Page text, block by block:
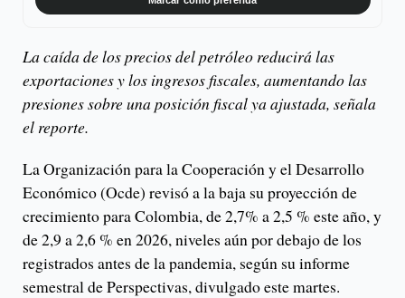
La caída de los precios del petróleo reducirá las
exportaciones y los ingresos fiscales, aumentando las
presiones sobre una posición fiscal ya ajustada, señala
el reporte.
La Organización para la Cooperación y el Desarrollo
Económico (Ocde) revisó a la baja su proyección de
crecimiento para Colombia, de 2,7% a 2,5 % este año, y
de 2,9 a 2,6 % en 2026, niveles aún por debajo de los
registrados antes de la pandemia, según su informe
semestral de Perspectivas, divulgado este martes.